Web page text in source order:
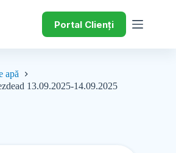
Portal Clienți
apă
13.09.2025-14.09.2025